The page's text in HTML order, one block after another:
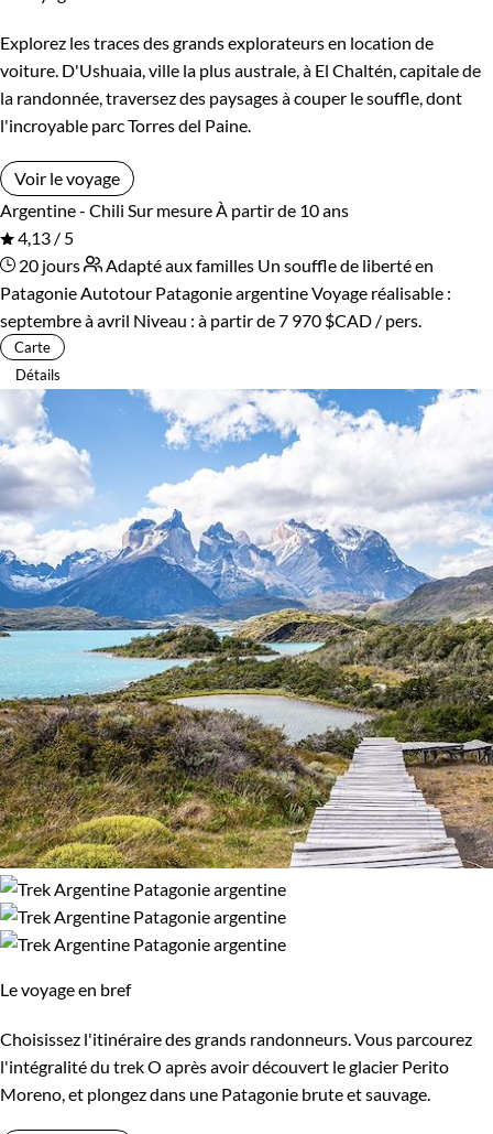
Explorez les traces des grands explorateurs en location de
voiture. D'Ushuaia, ville la plus australe, à El Chaltén, capitale de
la randonnée, traversez des paysages à couper le souffle, dont
l'incroyable parc Torres del Paine.
Voir le voyage
Argentine - Chili Sur mesure À partir de 10 ans
4,13 / 5
20 jours
Adapté aux familles Un souffle de liberté en
Patagonie Autotour Patagonie argentineVoyage réalisable :
septembre à avril Niveau : à partir de7 970 $CAD / pers.
Carte
Détails
Le voyage en bref
Choisissez l'itinéraire des grands randonneurs. Vous parcourez
l'intégralité du trek O après avoir découvert le glacier Perito
Moreno, et plongez dans une Patagonie brute et sauvage.